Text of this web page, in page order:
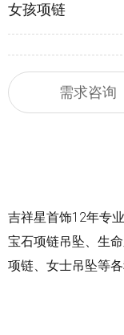
女孩项链
需求咨询
吉祥星首饰12年专
宝石项链吊坠、生
项链、女士吊坠等各